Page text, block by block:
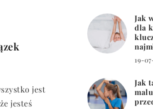
jest
jesteś
Jak
dla
19-
Jak